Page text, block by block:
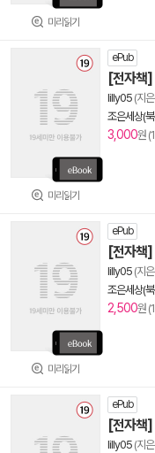
미리읽기
미리읽기
ePub
[전자책]
lilly05 (지
조은세상(
3,000원
미리읽기
ePub
[전자책
lilly05 (지
조은세상(
2,500원
ePub
[전자책]
lilly05 (지